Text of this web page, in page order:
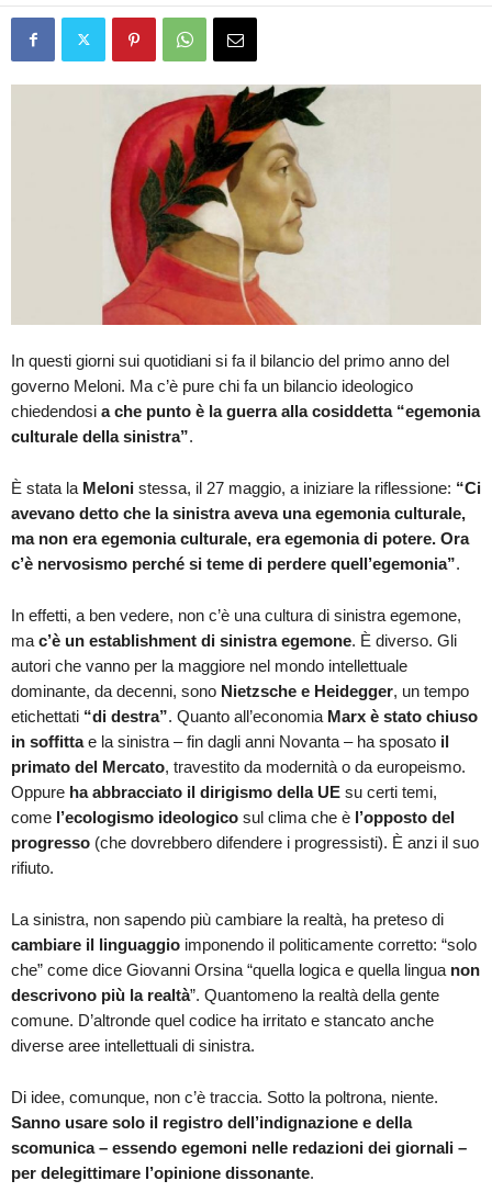
In questi giorni sui quotidiani si fa il bilancio del primo anno del
governo Meloni. Ma c’è pure chi fa un bilancio ideologico
chiedendosi a che punto è la guerra alla cosiddetta “egemonia
culturale della sinistra”.
È stata la Meloni stessa, il 27 maggio, a iniziare la riflessione: “Ci
avevano detto che la sinistra aveva una egemonia culturale,
ma non era egemonia culturale, era egemonia di potere. Ora
c’è nervosismo perché si teme di perdere quell’egemonia”.
In effetti, a ben vedere, non c’è una cultura di sinistra egemone,
ma c’è un establishment di sinistra egemone. È diverso. Gli
autori che vanno per la maggiore nel mondo intellettuale
dominante, da decenni, sono Nietzsche e Heidegger, un tempo
etichettati “di destra”. Quanto all’economia Marx è stato chiuso
in soffittae la sinistra – fin dagli anni Novanta – ha sposato il
primato del Mercato, travestito da modernità o da europeismo.
Oppure ha abbracciato il dirigismo della UE su certi temi,
come l’ecologismo ideologico sul clima che è l’opposto del
progresso (che dovrebbero difendere i progressisti). È anzi il suo
rifiuto.
La sinistra, non sapendo più cambiare la realtà, ha preteso di
cambiare il linguaggio imponendo il politicamente corretto: “solo
che” come dice Giovanni Orsina “quella logica e quella lingua non
descrivono più la realtà”. Quantomeno la realtà della gente
comune. D’altronde quel codice ha irritato e stancato anche
diverse aree intellettuali di sinistra.
Di idee, comunque, non c’è traccia. Sotto la poltrona, niente.
Sanno usare solo il registro dell’indignazione e della
scomunica – essendo egemoni nelle redazioni dei giornali –
per delegittimare l’opinione dissonante.